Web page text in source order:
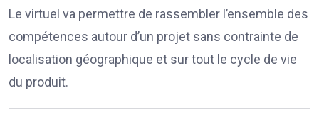
Le virtuel va permettre de rassembler l’ensemble des
compétences autour d’un projet sans contrainte de
localisation géographique et sur tout le cycle de vie
du produit.